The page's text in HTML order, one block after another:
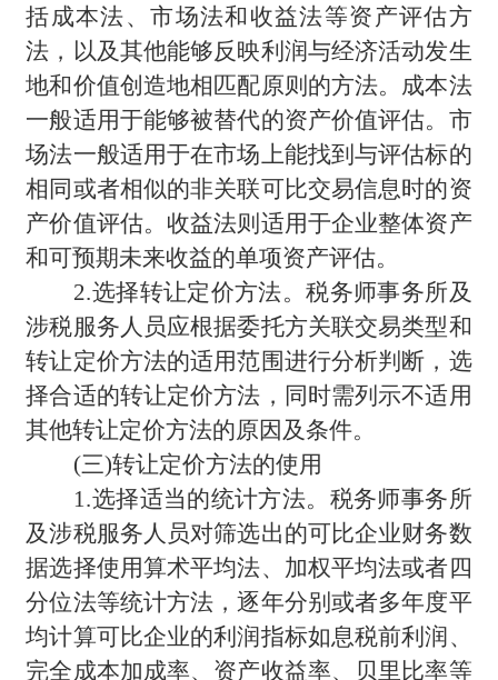
括成本法、市场法和收益法等资产评估方
法，以及其他能够反映利润与经济活动发生
地和价值创造地相匹配原则的方法。成本法
一般适用于能够被替代的资产价值评估。市
场法一般适用于在市场上能找到与评估标的
相同或者相似的非关联可比交易信息时的资
产价值评估。收益法则适用于企业整体资产
和可预期未来收益的单项资产评估。
2.选择转让定价方法。税务师事务所及
涉税服务人员应根据委托方关联交易类型和
转让定价方法的适用范围进行分析判断，选
择合适的转让定价方法，同时需列示不适用
其他转让定价方法的原因及条件。
(三)转让定价方法的使用
1.选择适当的统计方法。税务师事务所
及涉税服务人员对筛选出的可比企业财务数
据选择使用算术平均法、加权平均法或者四
分位法等统计方法，逐年分别或者多年度平
均计算可比企业的利润指标如息税前利润、
完全成本加成率、资产收益率、贝里比率等